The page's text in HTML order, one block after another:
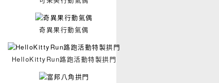
奇異果行動氣偶
HelloKittyRun路跑活動特製拱門